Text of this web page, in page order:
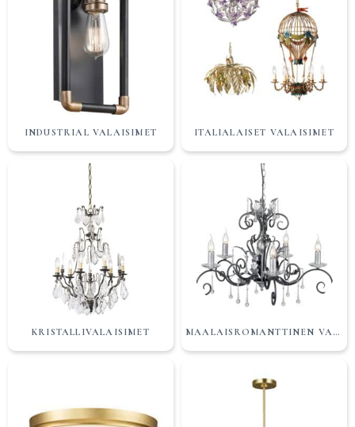
INDUSTRIAL VALAISIMET ITALIALAISET VALAISIMET
KRISTALLIVALAISIMET MAALAISROMANTTINEN VALAISIN